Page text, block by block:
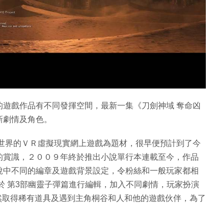
戲作品有不同發揮空間，最新一集《刀劍神域 奪命凶
情及角色。
的ＶＲ虛擬現實網上遊戲為題材，很早便預計到了今
識，２００９年終於推出小說單行本連載至今，作品
不同的編章及遊戲背景設定，令粉絲和一般玩家都相
第3部幽靈子彈篇進行編輯，加入不同劇情，玩家扮演
得稀有道具及遇到主角桐谷和人和他的遊戲伙伴，為了